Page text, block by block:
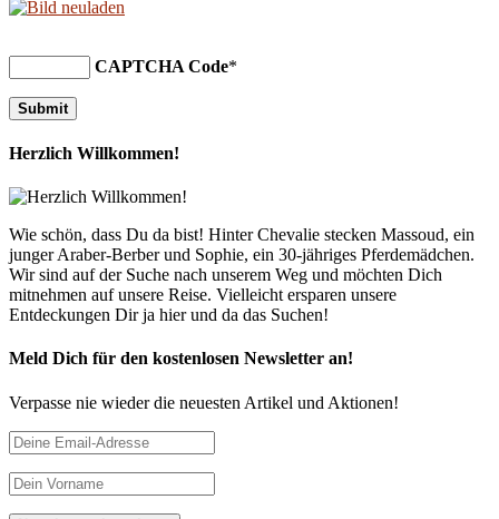
CAPTCHA Code*
Herzlich Willkommen!
Wie schön, dass Du da bist! Hinter Chevalie stecken Massoud, ein
junger Araber-Berber und Sophie, ein 30-jähriges Pferdemädchen.
Wir sind auf der Suche nach unserem Weg und möchten Dich
mitnehmen auf unsere Reise. Vielleicht ersparen unsere
Entdeckungen Dir ja hier und da das Suchen!
Meld Dich für den kostenlosen Newsletter an!
Verpasse nie wieder die neuesten Artikel und Aktionen!